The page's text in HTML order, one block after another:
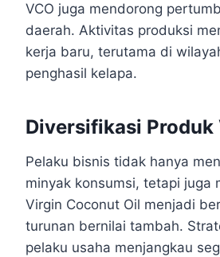
VCO juga mendorong
daerah. Aktivitas produksi
kerja baru, terutama di
penghasil kelapa.
Diversifikasi Produk
Pelaku bisnis tidak hanya
minyak konsumsi, tetapi juga
Virgin Coconut Oil menjadi
turunan bernilai tambah.
pelaku usaha menjangkau